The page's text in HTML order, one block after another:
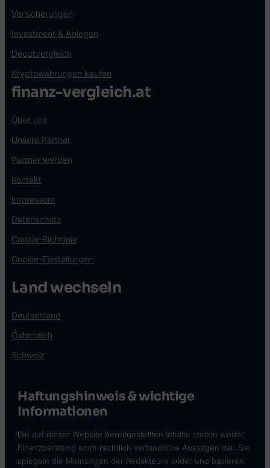
Versicherungen
Investment & Anlegen
Depotvergleich
Kryptowährungen kaufen
finanz-vergleich.at
Über uns
Unsere Partner
Partner werden
Kontakt
Impressum
Datenschutz
Cookie-Richtlinie
Cookie-Einstellungen
Land wechseln
Deutschland
Österreich
Schweiz
Haftungshinweis & wichtige
Informationen
Die auf dieser Website bereitgestellten Inhalte stellen weder
Finanzberatung noch rechtlich verbindliche Aussagen dar. Sie
spiegeln die Meinungen der Redakteure wider und basieren